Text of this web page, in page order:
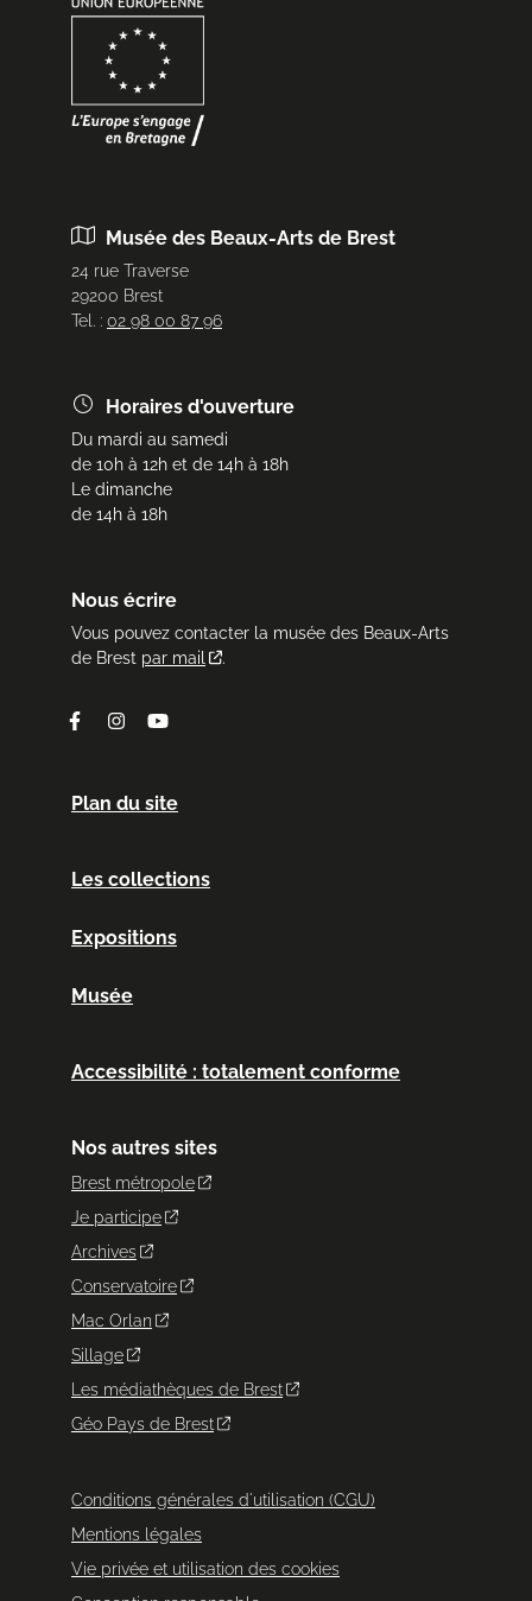
Musée des Beaux-Arts de Brest
24 rue Traverse
29200 Brest
Tel. : 02 98 00 87 96
Horaires d'ouverture
Du mardi au samedi
de 10h à 12h et de 14h à 18h
Le dimanche
de 14h à 18h
Nous écrire
Vous pouvez contacter la musée des Beaux-Arts
de Brest par mail .
Facebook
InstagramYoutube
Plan du site
Les collections
Expositions
Musée
Accessibilité : totalement conforme
Nos autres sites
Brest métropole
Je participe
Archives
Conservatoire
Mac Orlan
Sillage
Les médiathèques de Brest
Géo Pays de Brest
Conditions générales d'utilisation (CGU)
Mentions légales
Vie privée et utilisation des cookies